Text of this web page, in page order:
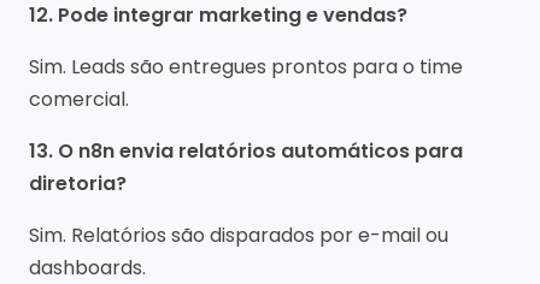
12. Pode integrar marketing e vendas?
Sim. Leads são entregues prontos para o time
comercial.
13. O n8n envia relatórios automáticos para
diretoria?
Sim. Relatórios são disparados por e-mail ou
dashboards.